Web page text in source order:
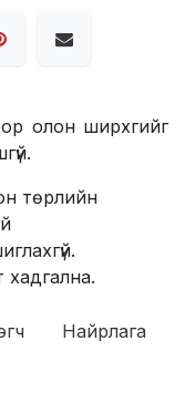
олон ширхгийг
төрлийн
хадгална.
Найрлага